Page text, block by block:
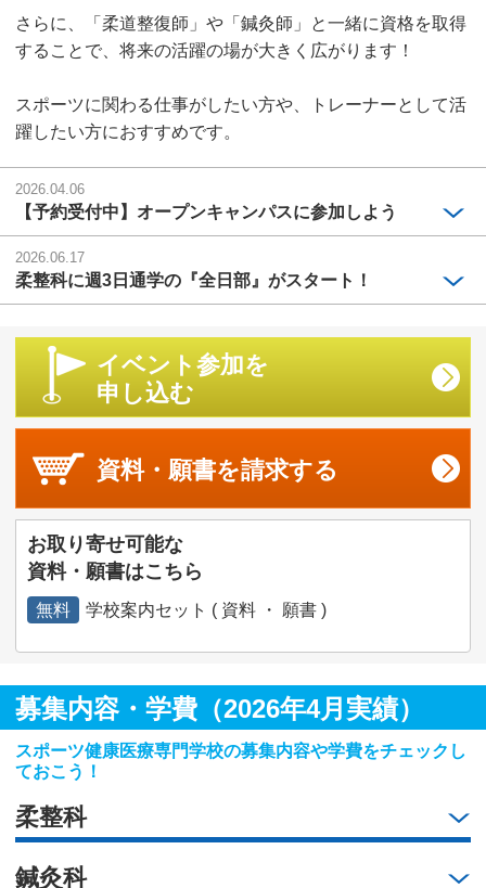
さらに、「柔道整復師」や「鍼灸師」と一緒に資格を取得
することで、将来の活躍の場が大きく広がります！
スポーツに関わる仕事がしたい方や、トレーナーとして活
躍したい方におすすめです。
2026.04.06
【予約受付中】オープンキャンパスに参加しよう
2026.06.17
柔整科に週3日通学の『全日部』がスタート！
イベント参加を
申し込む
資料・願書を請求する
お取り寄せ可能な
資料・願書はこちら
無料 学校案内セット ( 資料 ・ 願書 )
募集内容・学費（2026年4月実績）
スポーツ健康医療専門学校の募集内容や学費をチェックし
ておこう！
柔整科
鍼灸科